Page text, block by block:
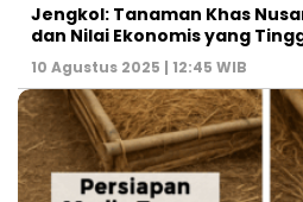
Jengkol: Tanaman Khas
dan Nilai Ekonomis yang
10 Agustus 2025 | 12:45 WIB